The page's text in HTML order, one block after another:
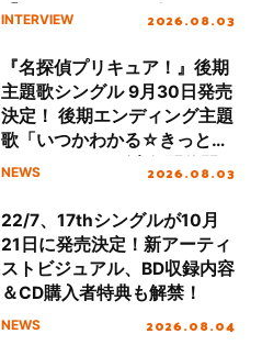
「Amore」インタビュー
INTERVIEW 2026.08.03
『名探偵プリキュア！』後期
主題歌シングル 9月30日発売
決定！ 後期エンディング主題
歌「いつかわかる☆きっとあ
える」TVサイズ先行配信開
NEWS 2026.08.03
22/7、17thシングルが10月
21日に発売決定！新アーティ
ストビジュアル、BD収録内容
＆CD購入者特典も解禁！
NEWS 2026.08.04